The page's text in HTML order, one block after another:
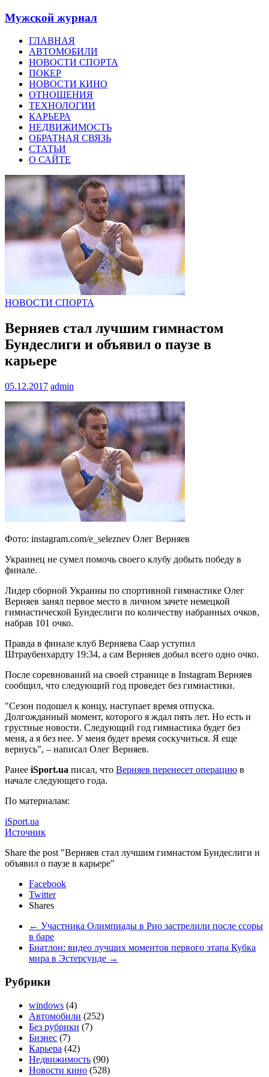
Мужской журнал
ГЛАВНАЯ
АВТОМОБИЛИ
НОВОСТИ СПОРТА
ПОКЕР
НОВОСТИ КИНО
ОТНОШЕНИЯ
ТЕХНОЛОГИИ
КАРЬЕРА
НЕДВИЖИМОСТЬ
ОБРАТНАЯ СВЯЗЬ
СТАТЬИ
О САЙТЕ
НОВОСТИ СПОРТА
Верняев стал лучшим гимнастом
Бундеслиги и объявил о паузе в
карьере
05.12.2017 admin
Фото: instagram.com/e_seleznev Олег Верняев
Украинец не сумел помочь своего клубу добыть победу в
финале.
Лидер сборной Украины по спортивной гимнастике Олег
Верняев занял первое место в личном зачете немецкой
гимнастической Бундеслиги по количеству набранных очков,
набрав 101 очко.
Правда в финале клуб Верняева Саар уступил
Штраубенхардту 19:34, а сам Верняев добыл всего одно очко.
После соревнований на своей странице в Instagram Верняев
сообщил, что следующий год проведет без гимнастики.
"Сезон подошел к концу, наступает время отпуска.
Долгожданный момент, которого я ждал пять лет. Но есть и
грустные новости. Следующий год гимнастика будет без
меня, а я без нее. У меня будет время соскучиться. Я еще
вернусь", – написал Олег Верняев.
Ранее iSport.ua писал, что Верняев перенесет операцию в
начале следующего года.
По материалам:
iSport.ua
Источник
Share the post "Верняев стал лучшим гимнастом Бундеслиги и
объявил о паузе в карьере"
Facebook
Twitter
Shares
← Участника Олимпиады в Рио застрелили после ссоры
в баре
Биатлон: видео лучших моментов первого этапа Кубка
мира в Эстерсунде →
Рубрики
windows (4)
Автомобили (252)
Без рубрики (7)
Бизнес (7)
Карьера (42)
Недвижимость (90)
Новости кино (528)